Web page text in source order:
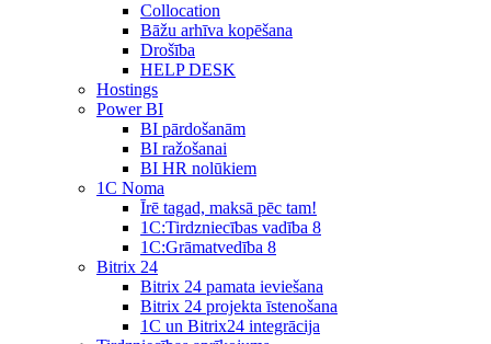
Collocation
Bāžu arhīva kopēšana
Drošība
HELP DESK
Hostings
Power BI
BI pārdošanām
BI ražošanai
BI HR nolūkiem
1C Noma
Īrē tagad, maksā pēc tam!
1С:Tirdzniecības vadība 8
1С:Grāmatvedība 8
Bitrix 24
Bitrix 24 pamata ieviešana
Bitrix 24 projekta īstenošana
1C un Bitrix24 integrācija